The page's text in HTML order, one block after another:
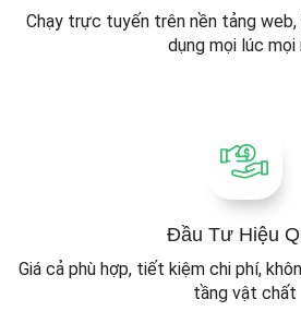
Chạy trực tuyến trên nền tảng
dụng mọi lúc mọi
Đầu Tư Hiệu
Giá cả phù hợp, tiết kiệm chi phí,
tầng vật chất